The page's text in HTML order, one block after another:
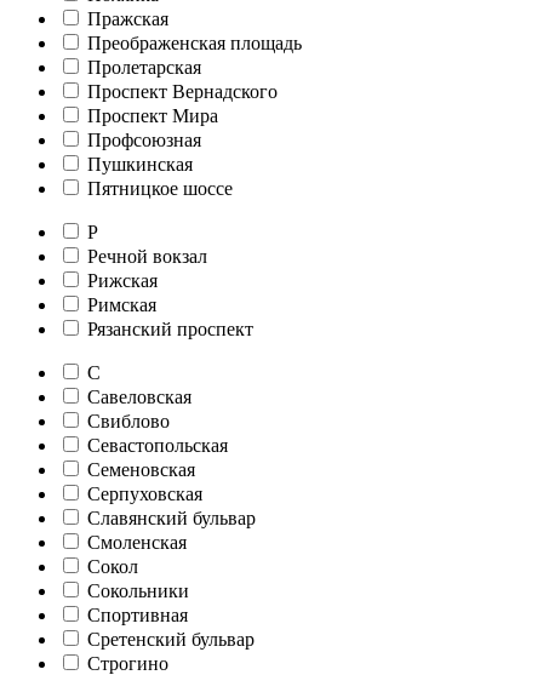
Пражская
Преображенская площадь
Пролетарская
Проспект Вернадского
Проспект Мира
Профсоюзная
Пушкинская
Пятницкое шоссе
Р
Речной вокзал
Рижская
Римская
Рязанский проспект
С
Савеловская
Свиблово
Севастопольская
Семеновская
Серпуховская
Славянский бульвар
Смоленская
Сокол
Сокольники
Спортивная
Сретенский бульвар
Строгино